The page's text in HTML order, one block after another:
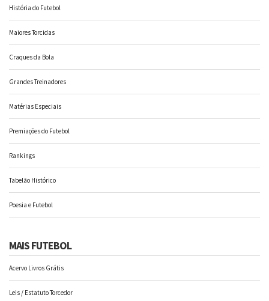
História do Futebol
Maiores Torcidas
Craques da Bola
Grandes Treinadores
Matérias Especiais
Premiações do Futebol
Rankings
Tabelão Histórico
Poesia e Futebol
MAIS FUTEBOL
Acervo Livros Grátis
Leis / Estatuto Torcedor